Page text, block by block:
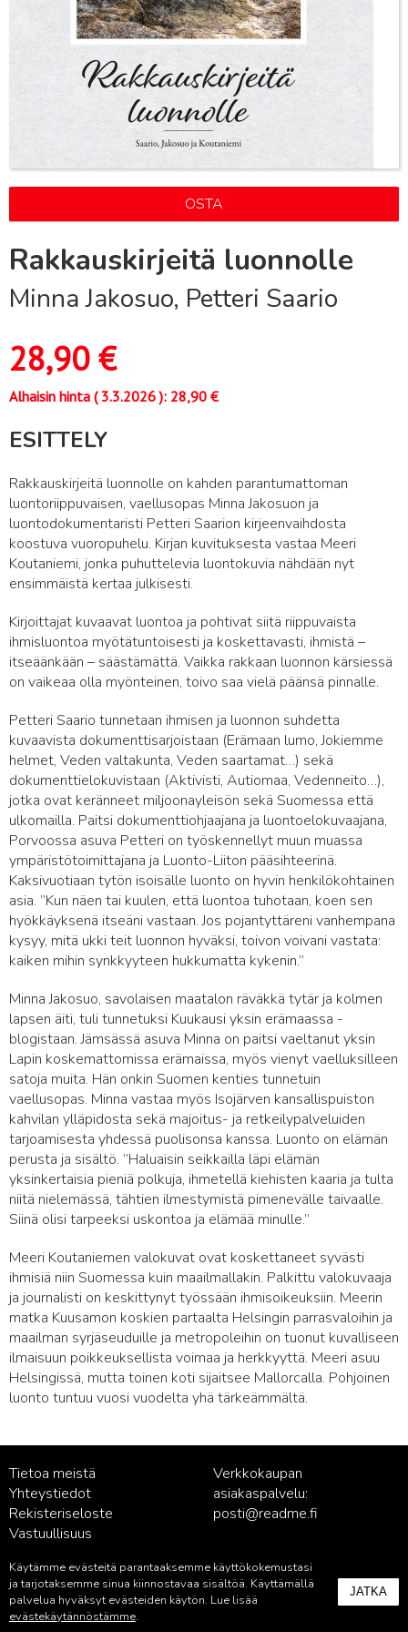
OSTA
Rakkauskirjeitä luonnolle
Minna Jakosuo, Petteri Saario
28,90€
Alhaisin hinta (3.3.2026): 28,90 €
ESITTELY
Rakkauskirjeitä luonnolle on kahden parantumattoman
luontoriippuvaisen, vaellusopas Minna Jakosuon ja
luontodokumentaristi Petteri Saarion kirjeenvaihdosta
koostuva vuoropuhelu. Kirjan kuvituksesta vastaa Meeri
Koutaniemi, jonka puhuttelevia luontokuvia nähdään nyt
ensimmäistä kertaa julkisesti.
Kirjoittajat kuvaavat luontoa ja pohtivat siitä riippuvaista
ihmisluontoa myötätuntoisesti ja koskettavasti, ihmistä –
itseäänkään – säästämättä. Vaikka rakkaan luonnon kärsiessä
on vaikeaa olla myönteinen, toivo saa vielä päänsä pinnalle.
Petteri Saario tunnetaan ihmisen ja luonnon suhdetta
kuvaavista dokumenttisarjoistaan (Erämaan lumo, Jokiemme
helmet, Veden valtakunta, Veden saartamat…) sekä
dokumenttielokuvistaan (Aktivisti, Autiomaa, Vedenneito…),
jotka ovat keränneet miljoonayleisön sekä Suomessa että
ulkomailla. Paitsi dokumenttiohjaajana ja luontoelokuvaajana,
Porvoossa asuva Petteri on työskennellyt muun muassa
ympäristötoimittajana ja Luonto-Liiton pääsihteerinä.
Kaksivuotiaan tytön isoisälle luonto on hyvin henkilökohtainen
asia. ”Kun näen tai kuulen, että luontoa tuhotaan, koen sen
hyökkäyksenä itseäni vastaan. Jos pojantyttäreni vanhempana
kysyy, mitä ukki teit luonnon hyväksi, toivon voivani vastata:
kaiken mihin synkkyyteen hukkumatta kykenin.”
Minna Jakosuo, savolaisen maatalon räväkkä tytär ja kolmen
lapsen äiti, tuli tunnetuksi Kuukausi yksin erämaassa -
blogistaan. Jämsässä asuva Minna on paitsi vaeltanut yksin
Lapin koskemattomissa erämaissa, myös vienyt vaelluksilleen
satoja muita. Hän onkin Suomen kenties tunnetuin
vaellusopas. Minna vastaa myös Isojärven kansallispuiston
kahvilan ylläpidosta sekä majoitus- ja retkeilypalveluiden
tarjoamisesta yhdessä puolisonsa kanssa. Luonto on elämän
perusta ja sisältö. ”Haluaisin seikkailla läpi elämän
yksinkertaisia pieniä polkuja, ihmetellä kiehisten kaaria ja tulta
niitä nielemässä, tähtien ilmestymistä pimenevälle taivaalle.
Siinä olisi tarpeeksi uskontoa ja elämää minulle.”
Meeri Koutaniemen valokuvat ovat koskettaneet syvästi
ihmisiä niin Suomessa kuin maailmallakin. Palkittu valokuvaaja
ja journalisti on keskittynyt työssään ihmisoikeuksiin. Meerin
matka Kuusamon koskien partaalta Helsingin parrasvaloihin ja
maailman syrjäseuduille ja metropoleihin on tuonut kuvalliseen
ilmaisuun poikkeuksellista voimaa ja herkkyyttä. Meeri asuu
Helsingissä, mutta toinen koti sijaitsee Mallorcalla. Pohjoinen
luonto tuntuu vuosi vuodelta yhä tärkeämmältä.
Tietoa meistä
Yhteystiedot
Rekisteriseloste
Vastuullisuus
Verkkokaupan
asiakaspalvelu:
posti@readme.fi
Kustantamon asiakaspalvelu:
palvelu@readme.fi
Käytämme evästeitä parantaaksemme käyttökokemustasi
ja tarjotaksemme sinua kiinnostavaa sisältöä. Käyttämällä
palvelua hyväksyt evästeiden käytön. Lue lisää
evästekäytännöstämme.
JATKA